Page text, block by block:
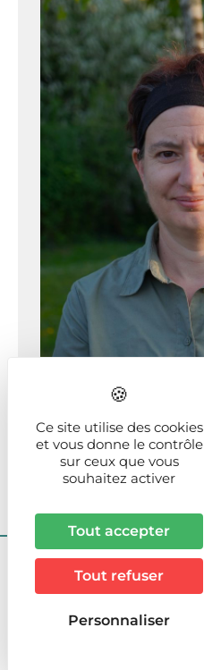
Marie VILLARD
Conseillère municipale
Ce site utilise des cookies
et vous donne le contrôle
sur ceux que vous
souhaitez activer
Tout accepter
Tout refuser
Personnaliser